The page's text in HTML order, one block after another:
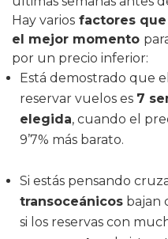
Hay varios factores
el mejor momento
por un precio inferior:
Está demostrado que
reservar vuelos es 7
elegida, cuando el
9’7% más barato.
Si estás pensando
transoceánicos bajan
si los reservas con